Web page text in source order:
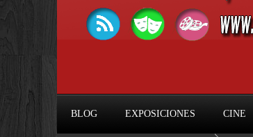
BLOG EXPOSICIONES CINE